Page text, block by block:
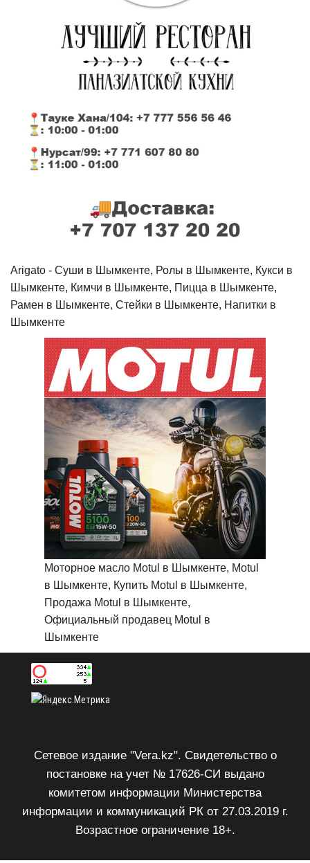
Arigato - Cуши в Шымкенте, Ролы в Шымкенте, Кукси в
Шымкенте, Кимчи в Шымкенте, Пицца в Шымкенте,
Рамен в Шымкенте, Стейки в Шымкенте, Напитки в
Шымкенте
Моторное масло Motul в Шымкенте, Motul
в Шымкенте, Купить Motul в Шымкенте,
Продажа Motul в Шымкенте,
Официальный продавец Motul в
Шымкенте
Сетевое издание "Vera.kz". Свидетельство о
постановке на учет № 17626-СИ выдано
комитетом информации Министерства
информации и коммуникаций РК от 27.03.2019 г.
Возрастное ограничение 18+.